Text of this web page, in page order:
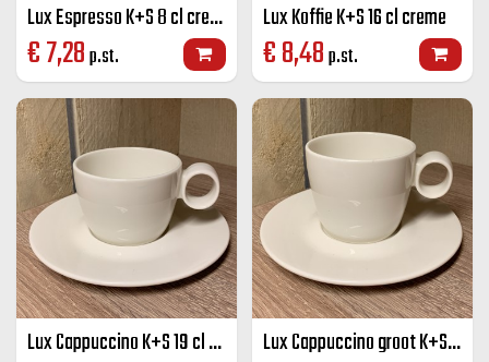
Lux Espresso K+S 8 cl creme
€7,28p.st.
Lux Koffie K+S 16 cl creme
€8,48p.st.
Lux Cappuccino K+S 19 cl creme Lux Cappuccino groot K+S 23 cl creme